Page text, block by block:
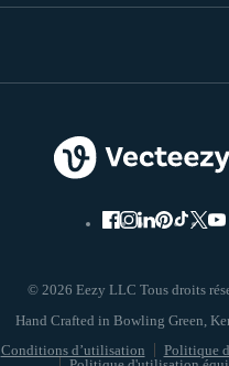
© 2026 Eezy LLC Tous droits
Conditions d’utilisation
Politique